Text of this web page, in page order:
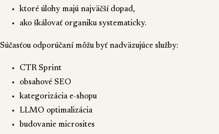
ktoré úlohy majú najväčší dopad,
ako škálovať organiku systematicky.
Súčasťou odporúčaní môžu byť nadväzujúce služby:
CTR Sprint
obsahové SEO
kategorizácia e-shopu
LLMO optimalizácia
budovanie microsites